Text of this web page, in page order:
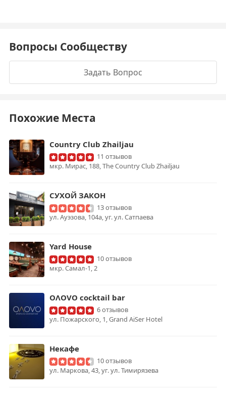
Вопросы Сообществу
Задать Вопрос
Похожие Места
Country Club Zhailjau
11 отзывов
мкр. Мирас, 188, The Country Club Zhailjau
СУХОЙ ЗАКОН
13 отзывов
ул. Ауэзова, 104а, уг. ул. Сатпаева
Yard House
10 отзывов
мкр. Самал-1, 2
OɅOVO cocktail bar
6 отзывов
ул. Пожарского, 1, Grand AiSer Hotel
Некафе
10 отзывов
ул. Маркова, 43, уг. ул. Тимирязева